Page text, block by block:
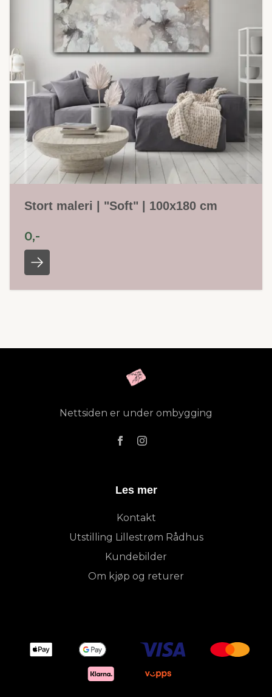
Stort maleri | "Soft" | 100x180 cm
0,-
Nettsiden er under ombygging
Les mer
Kontakt
Utstilling Lillestrøm Rådhus
Kundebilder
Om kjøp og returer